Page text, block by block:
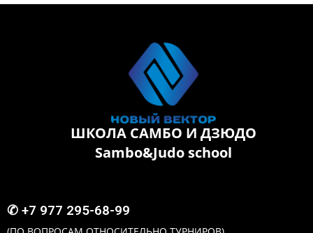
ШКОЛА САМБО И ДЗЮДО
Sambo&Judo school
✆ +7 977 295-68-99